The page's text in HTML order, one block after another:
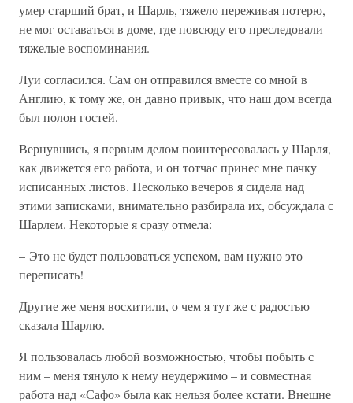
умер старший брат, и Шарль, тяжело переживая потерю,
не мог оставаться в доме, где повсюду его преследовали
тяжелые воспоминания.
Луи согласился. Сам он отправился вместе со мной в
Англию, к тому же, он давно привык, что наш дом всегда
был полон гостей.
Вернувшись, я первым делом поинтересовалась у Шарля,
как движется его работа, и он тотчас принес мне пачку
исписанных листов. Несколько вечеров я сидела над
этими записками, внимательно разбирала их, обсуждала с
Шарлем. Некоторые я сразу отмела:
– Это не будет пользоваться успехом, вам нужно это
переписать!
Другие же меня восхитили, о чем я тут же с радостью
сказала Шарлю.
Я пользовалась любой возможностью, чтобы побыть с
ним – меня тянуло к нему неудержимо – и совместная
работа над «Сафо» была как нельзя более кстати. Внешне